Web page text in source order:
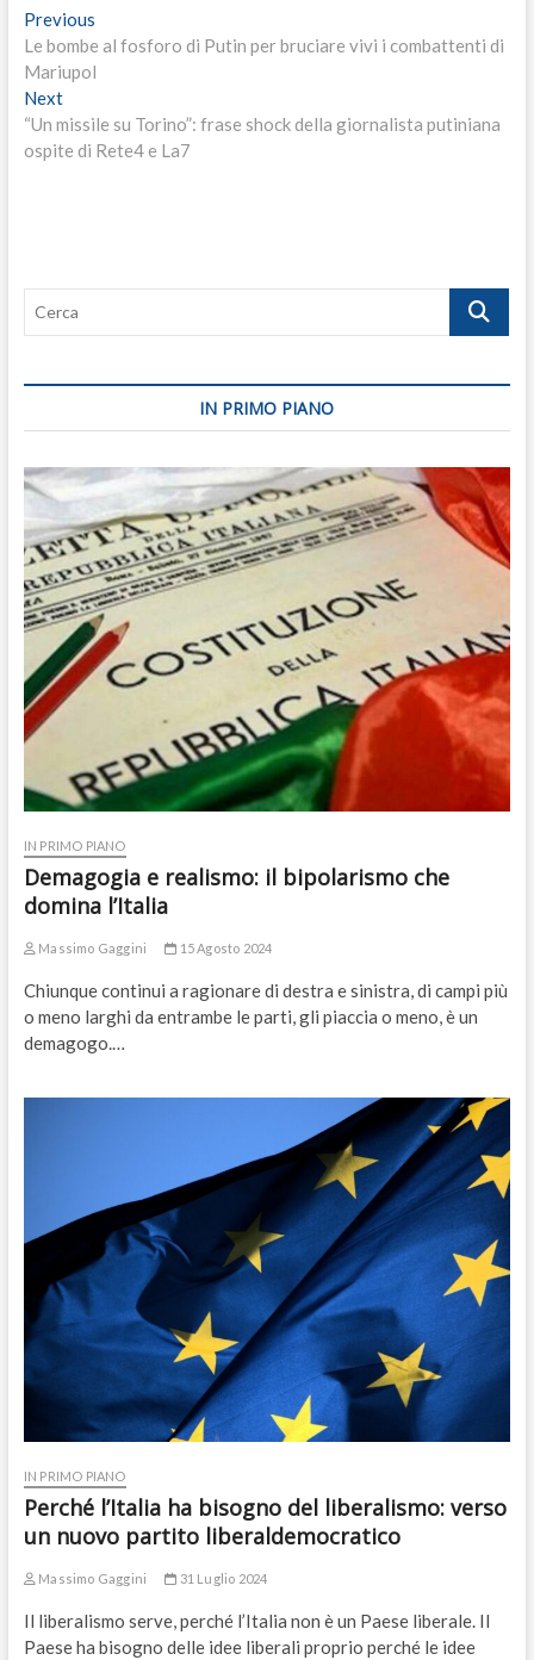
Navigazione
articoli
PreviousPrevious
post:
Le bombe al fosforo di Putin per bruciare vivi i combattenti di
Mariupol
NextNext
post:
“Un missile su Torino”: frase shock della giornalista putiniana
ospite di Rete4 e La7
Cerca
IN PRIMO PIANO
IN PRIMO PIANO
Demagogia e realismo: il bipolarismo che
domina l’Italia
Massimo Gaggini 15 Agosto 2024
Chiunque continui a ragionare di destra e sinistra, di campi più
o meno larghi da entrambe le parti, gli piaccia o meno, è un
demagogo.…
IN PRIMO PIANO
Perché l’Italia ha bisogno del liberalismo: verso
un nuovo partito liberaldemocratico
Massimo Gaggini 31 Luglio 2024
Il liberalismo serve, perché l’Italia non è un Paese liberale. Il
Paese ha bisogno delle idee liberali proprio perché le idee